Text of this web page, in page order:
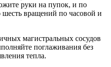
руки на пупок, и по
вращений по часовой и
магистральных сосудов
поглаживания без
тепла.